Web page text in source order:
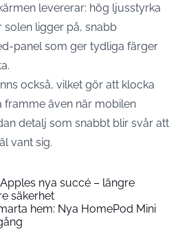
levererar: hög ljusstyrka
solen ligger på, snabb
panel som ger tydliga färger
också, vilket gör att klocka
framme även när mobilen
detalj som snabbt blir svår att
vant sig.
nya succé – längre
säkerhet
hem: Nya HomePod Mini